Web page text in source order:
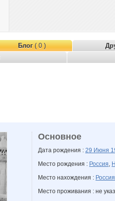
Блог( 0 )
Основное
Дата рождения : 29 Июня
Место рождения : Россия,
Место нахождения : Россия
Место проживания : не